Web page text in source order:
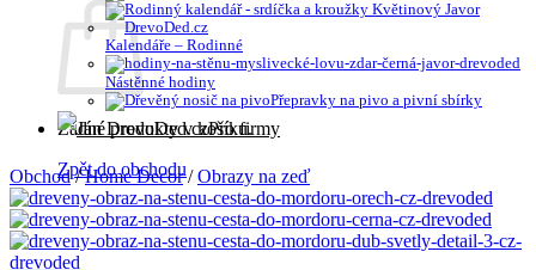
Žádné produkty v košíku.
Zpět do obchodu
Kalendáře – Rodinné
Nástěnné hodiny
Přepravky na pivo a pivní sbírky
Pro firmy
Obchod / Home Decor / Obrazy na zeď